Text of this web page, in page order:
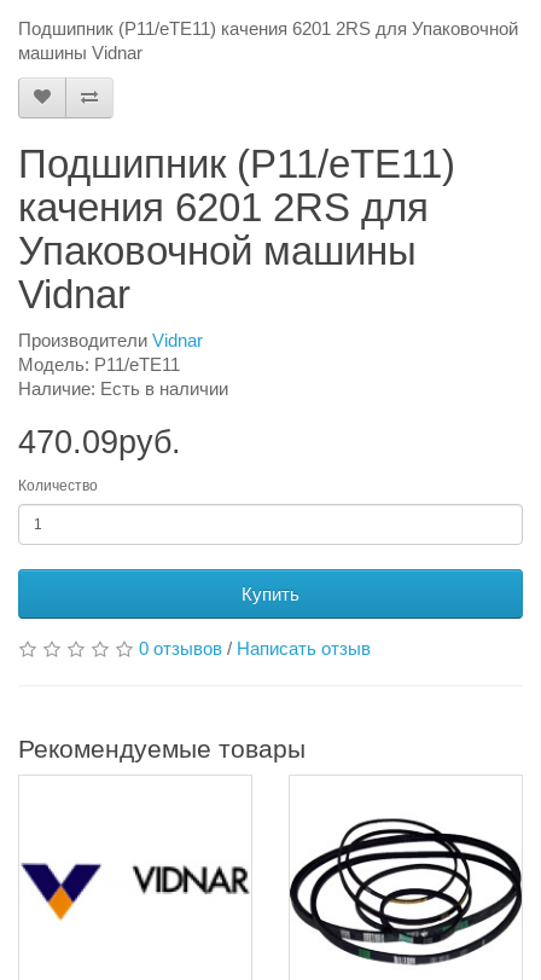
Подшипник (P11/eTE11) качения 6201 2RS для Упаковочной
машины Vidnar
Подшипник (P11/eTE11)
качения 6201 2RS для
Упаковочной машины
Vidnar
Производители Vidnar
Модель: P11/eTE11
Наличие: Есть в наличии
470.09руб.
Количество
Купить
0 отзывов / Написать отзыв
Рекомендуемые товары